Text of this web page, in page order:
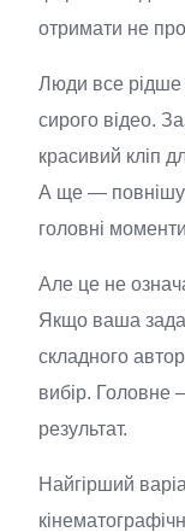
отримати не
Люди все рідше
сирого відео.
красивий кліп
А ще — повнішу
головні
Але це не
Якщо ваша
складного
вибір. Головне
результат.
Найгірший